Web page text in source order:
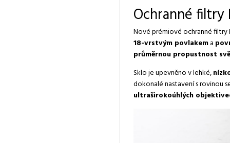
Ochranné
Nové prémiové ochranné filtry
18-vrstvým povlakema
průměrnou propustnost
Sklo je upevněno v lehké,
dokonalé nastavení s rovinou
ultraširokoúhlých